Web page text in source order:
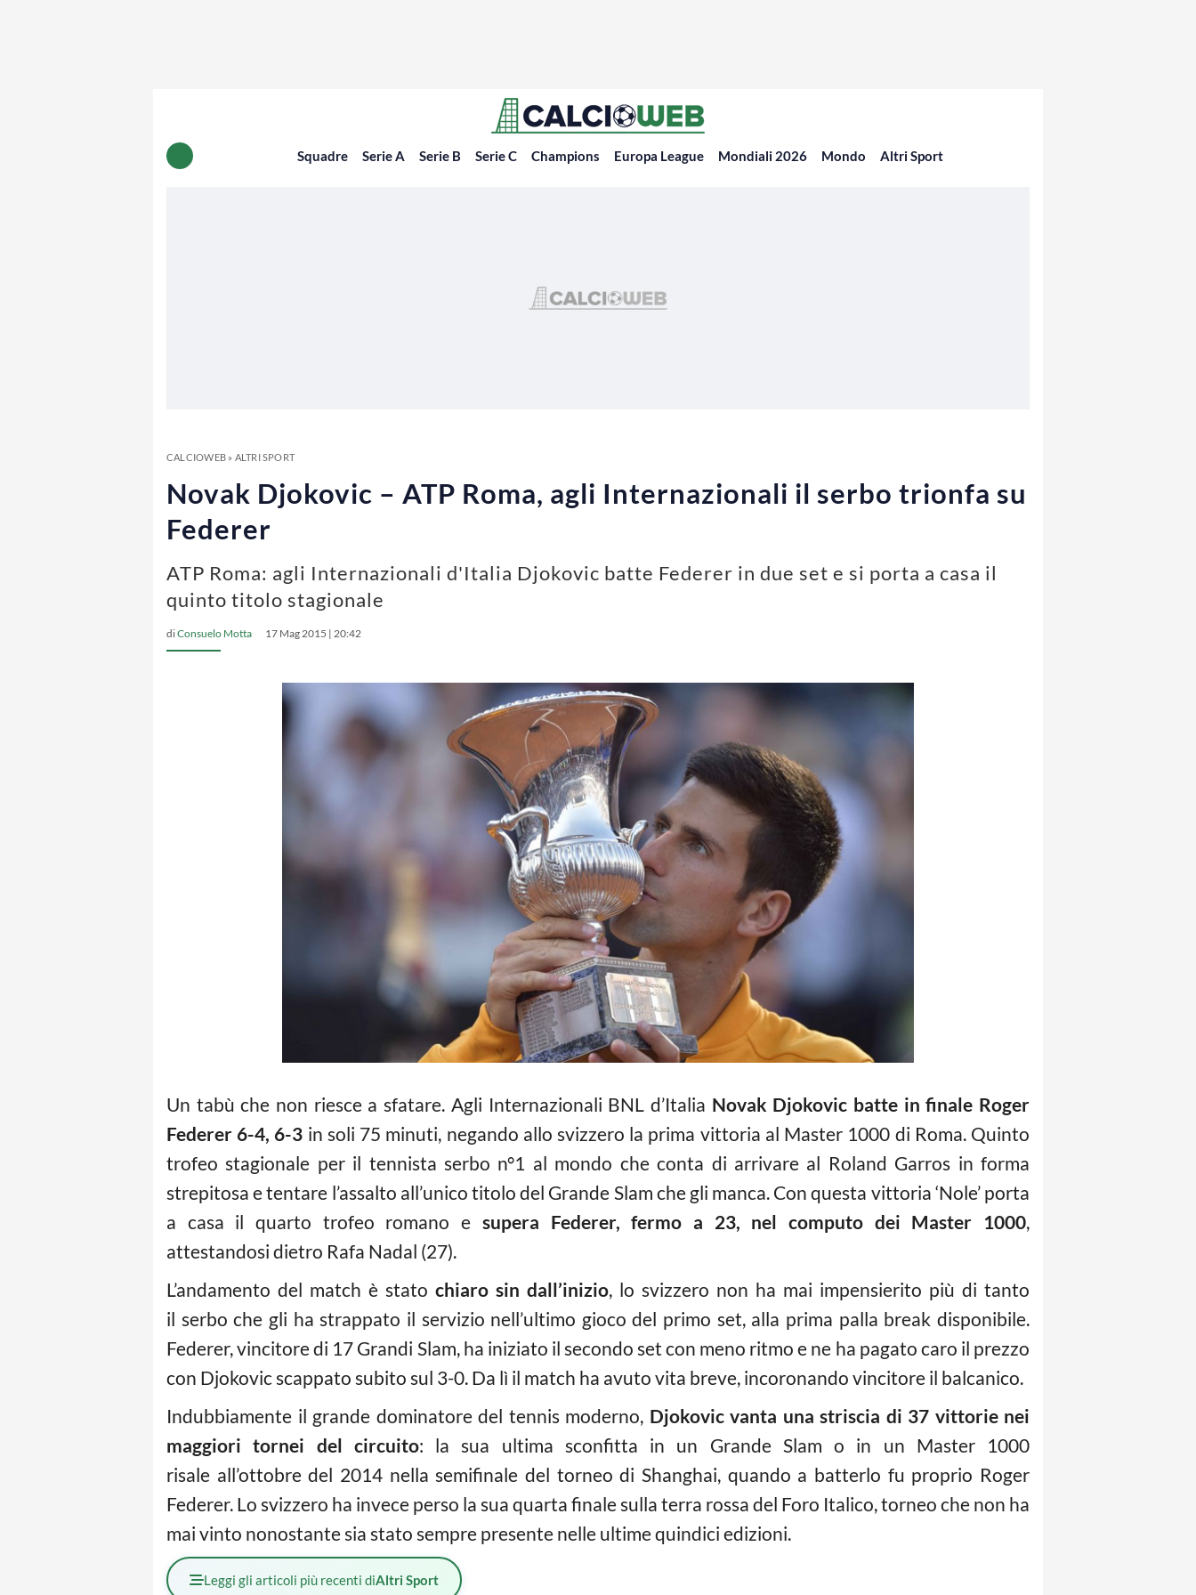
Squadre Serie A Serie B Serie C Champions Europa League Mondiali 2026 Mondo Altri Sport
CALCIOWEB» ALTRI SPORT
Novak Djokovic – ATP Roma, agli Internazionali il serbo trionfa su
Federer
ATP Roma: agli Internazionali d'Italia Djokovic batte Federer in due set e si porta a casa il
quinto titolo stagionale
diConsuelo Motta 17 Mag 2015 | 20:42
Un tabù che non riesce a sfatare. Agli Internazionali BNL d’Italia Novak Djokovic batte in finale Roger
Federer 6-4, 6-3 in soli 75 minuti, negando allo svizzero la prima vittoria al Master 1000 di Roma. Quinto
trofeo stagionale per il tennista serbo n°1 al mondo che conta di arrivare al Roland Garros in forma
strepitosa e tentare l’assalto all’unico titolo del Grande Slam che gli manca. Con questa vittoria ‘Nole’ porta
a casa il quarto trofeo romano e supera Federer, fermo a 23, nel computo dei Master 1000,
attestandosi dietro Rafa Nadal (27).
L’andamento del match è stato chiaro sin dall’inizio, lo svizzero non ha mai impensierito più di tanto
il serbo che gli ha strappato il servizio nell’ultimo gioco del primo set, alla prima palla break disponibile.
Federer, vincitore di 17 Grandi Slam, ha iniziato il secondo set con meno ritmo e ne ha pagato caro il prezzo
con Djokovic scappato subito sul 3-0. Da lì il match ha avuto vita breve, incoronando vincitore il balcanico.
Indubbiamente il grande dominatore del tennis moderno, Djokovic vanta una striscia di 37 vittorie nei
maggiori tornei del circuito: la sua ultima sconfitta in un Grande Slam o in un Master 1000
risale all’ottobre del 2014 nella semifinale del torneo di Shanghai, quando a batterlo fu proprio Roger
Federer. Lo svizzero ha invece perso la sua quarta finale sulla terra rossa del Foro Italico, torneo che non ha
mai vinto nonostante sia stato sempre presente nelle ultime quindici edizioni.
Leggi gli articoli più recenti diAltri Sport